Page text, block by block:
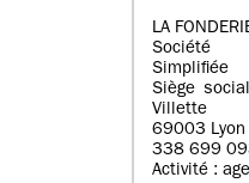
LA
Société
Simplifiée
Siège
Villette
69003 Lyon
338 699
Activité :